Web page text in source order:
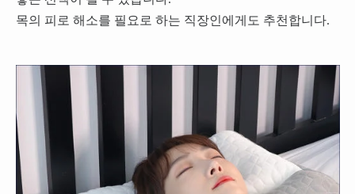
목의 피로 해소를 필요로 하는 직장인에게도 추천합니다.